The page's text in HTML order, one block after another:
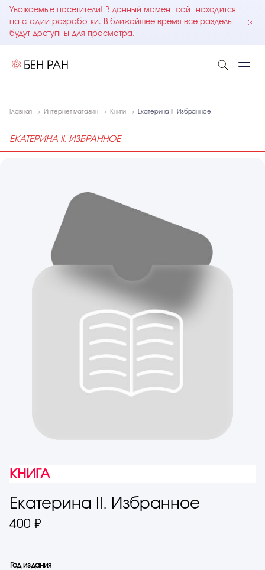
Уважаемые посетители! В данный момент сайт находится
на стадии разработки. В ближайшее время все разделы
будут доступны для просмотра.
Главная Интернет магазин Книги Екатерина II. Избранное
ЕКАТЕРИНА II. ИЗБРАННОЕ
КНИГА
Екатерина II. Избранное
400 ₽
Год издания